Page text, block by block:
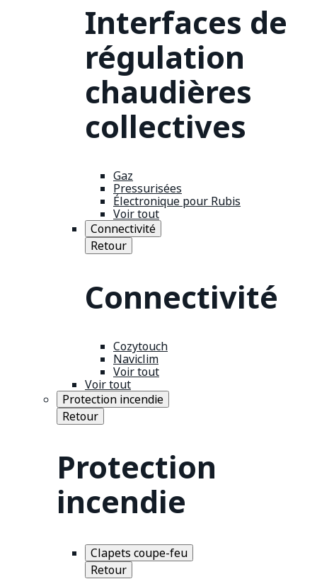
Interfaces de
régulation
chaudières
collectives
Gaz
Pressurisées
Électronique pour Rubis
Voir tout
Connectivité
Retour
Connectivité
Cozytouch
Naviclim
Voir tout
Voir tout
Protection incendie
Retour
Protection
incendie
Clapets coupe-feu
Retour